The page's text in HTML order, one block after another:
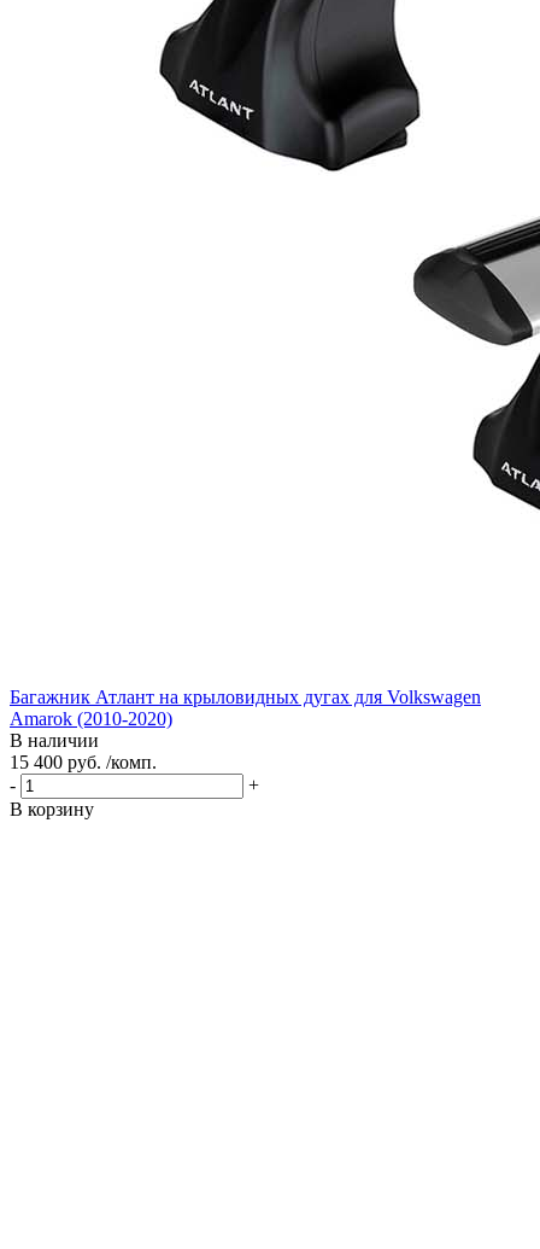
Багажник Атлант на крыловидных дугах для Volkswagen
Amarok (2010-2020)
В наличии
15 400 руб. /комп.
-
+
В корзину